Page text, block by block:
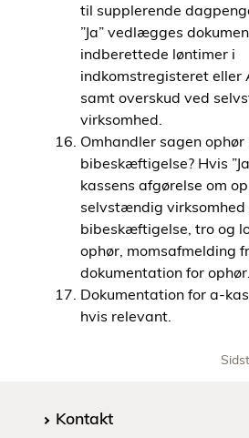
til supplerende
”Ja” vedlægges
indberettede løntimer i
indkomstregisteret eller
samt overskud ved
virksomhed.
Omhandler sagen ophør
bibeskæftigelse? Hvis
kassens afgørelse om
selvstændig virksomhed
bibeskæftigelse, tro og
ophør, momsafmelding
dokumentation for ophør.
Dokumentation for a-
hvis relevant.
Kontakt